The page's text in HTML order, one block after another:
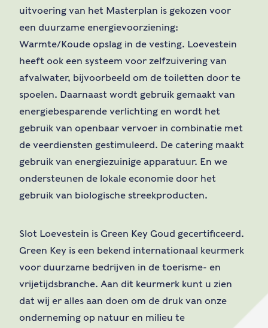
uitvoering van het Masterplan is gekozen voor
een duurzame energievoorziening:
Warmte/Koude opslag in de vesting. Loevestein
heeft ook een systeem voor zelfzuivering van
afvalwater, bijvoorbeeld om de toiletten door te
spoelen. Daarnaast wordt gebruik gemaakt van
energiebesparende verlichting en wordt het
gebruik van openbaar vervoer in combinatie met
de veerdiensten gestimuleerd. De catering maakt
gebruik van energiezuinige apparatuur. En we
ondersteunen de lokale economie door het
gebruik van biologische streekproducten.
Slot Loevestein is Green Key Goud gecertificeerd.
Green Key is een bekend internationaal keurmerk
voor duurzame bedrijven in de toerisme- en
vrijetijdsbranche. Aan dit keurmerk kunt u zien
dat wij er alles aan doen om de druk van onze
onderneming op natuur en milieu te